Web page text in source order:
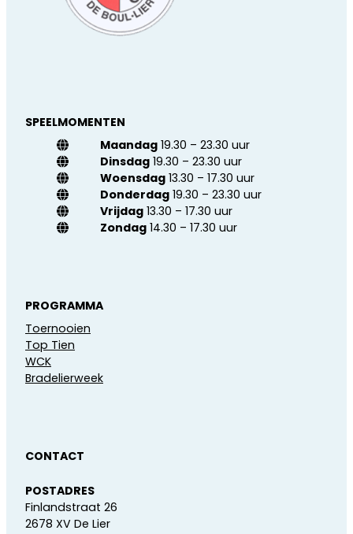
SPEELMOMENTEN
Maandag 19.30 – 23.30 uur
Dinsdag 19.30 – 23.30 uur
Woensdag 13.30 – 17.30 uur
Donderdag 19.30 – 23.30 uur
Vrijdag 13.30 – 17.30 uur
Zondag 14.30 – 17.30 uur
PROGRAMMA
Toernooien
Top Tien
WCK
Bradelierweek
CONTACT
POSTADRES
Finlandstraat 26
2678 XV De Lier